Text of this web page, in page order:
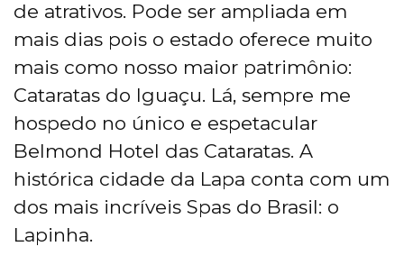
de atrativos. Pode ser ampliada em
mais dias pois o estado oferece muito
mais como nosso maior patrimônio:
Cataratas do Iguaçu. Lá, sempre me
hospedo no único e espetacular
Belmond Hotel das Cataratas. A
histórica cidade da Lapa conta com um
dos mais incríveis Spas do Brasil: o
Lapinha.